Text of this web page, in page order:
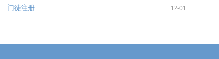
门徒注册 12-01